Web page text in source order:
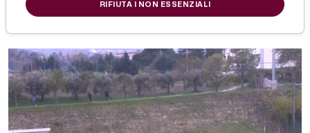
domenica 25 novembre 2018RIFIUTA I NON ESSENZIALI